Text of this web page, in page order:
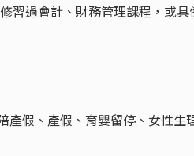
習過會計、財務管理課程，或具
產假、產假、育嬰留停、女性生